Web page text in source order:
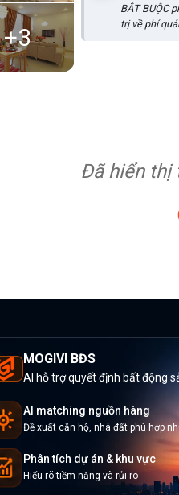
+3
BẮT BUỘC
trị về phí
Đã hiển thị
MOGIVI BĐS
AI hỗ trợ quyết định bất động
AI matching nguồn hàng
Đề xuất căn hộ, nhà đất phù hợp
Phân tích dự án & khu vực
Hiểu rõ tiềm năng và rủi ro